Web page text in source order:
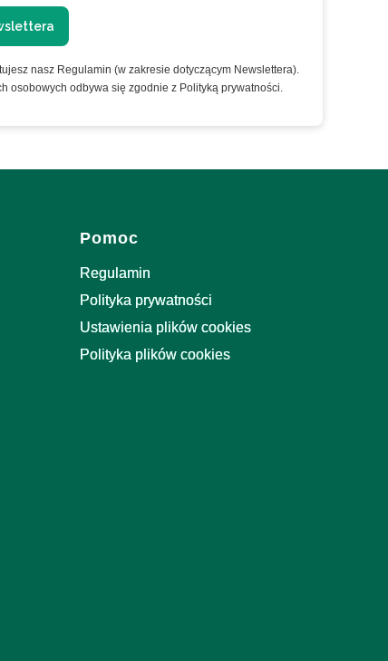
nasz Regulamin (w zakresie dotyczącym Newslettera).
osobowych odbywa się zgodnie z Polityką prywatności.
Pomoc
Regulamin
Polityka prywatności
Ustawienia plików cookies
Polityka plików cookies